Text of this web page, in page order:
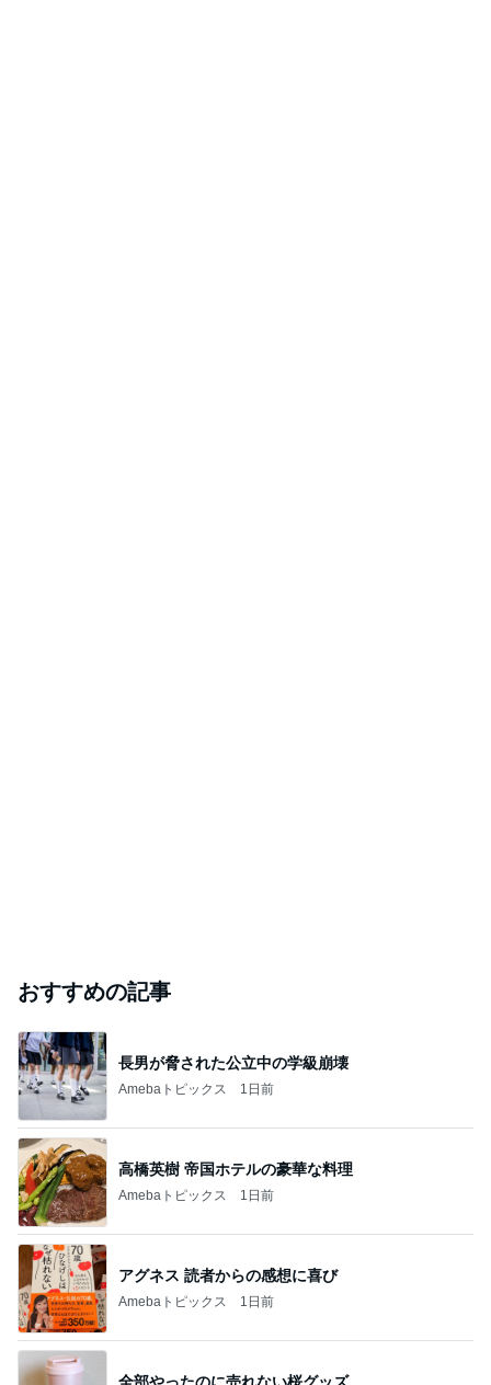
おすすめの記事
長男が脅された公立中の学級崩壊
Amebaトピックス 1日前
高橋英樹 帝国ホテルの豪華な料理
Amebaトピックス 1日前
アグネス 読者からの感想に喜び
Amebaトピックス 1日前
全部やったのに売れない桜グッズ